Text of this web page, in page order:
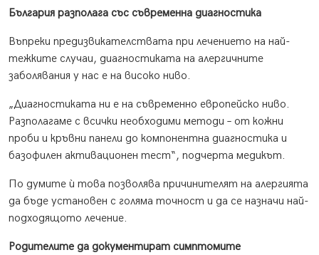
България разполага със съвременна диагностика
Въпреки предизвикателствата при лечението на най-
тежките случаи, диагностиката на алергичните
заболявания у нас е на високо ниво.
„Диагностиката ни е на съвременно европейско ниво.
Разполагаме с всички необходими методи – от кожни
проби и кръвни панели до компонентна диагностика и
базофилен активационен тест“, подчерта медикът.
По думите ѝ това позволява причинителят на алергията
да бъде установен с голяма точност и да се назначи най-
подходящото лечение.
Родителите да документират симптомите